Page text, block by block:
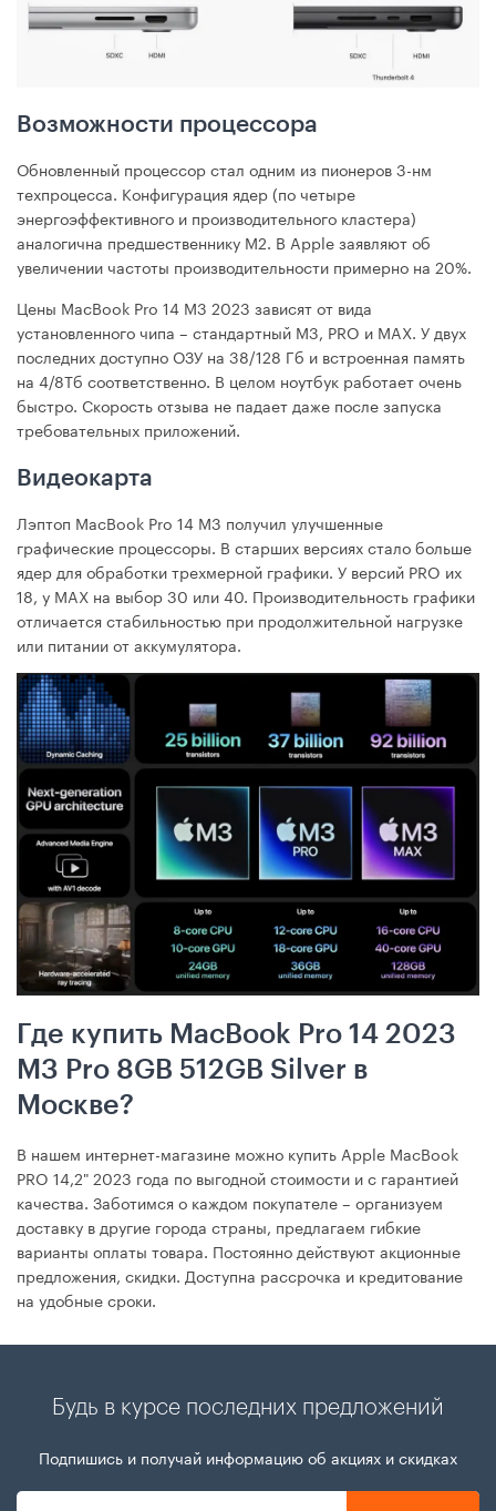
Возможности процессора
Обновленный процессор стал одним из пионеров 3-нм
техпроцесса. Конфигурация ядер (по четыре
энергоэффективного и производительного кластера)
аналогична предшественнику М2. В Apple заявляют об
увеличении частоты производительности примерно на 20%.
Цены MacBook Pro 14 М3 2023 зависят от вида
установленного чипа – стандартный M3, PRO и MAX. У двух
последних доступно ОЗУ на 38/128 Гб и встроенная память
на 4/8Тб соответственно. В целом ноутбук работает очень
быстро. Скорость отзыва не падает даже после запуска
требовательных приложений.
Видеокарта
Лэптоп MacBook Pro 14 M3 получил улучшенные
графические процессоры. В старших версиях стало больше
ядер для обработки трехмерной графики. У версий PRO их
18, у MAX на выбор 30 или 40. Производительность графики
отличается стабильностью при продолжительной нагрузке
или питании от аккумулятора.
Где купить MacBook Pro 14 2023
M3 Pro 8GB 512GB Silver в
Москве?
В нашем интернет-магазине можно купить Apple MacBook
PRO 14,2" 2023 года по выгодной стоимости и с гарантией
качества. Заботимся о каждом покупателе – организуем
доставку в другие города страны, предлагаем гибкие
варианты оплаты товара. Постоянно действуют акционные
предложения, скидки. Доступна рассрочка и кредитование
на удобные сроки.
Будь в курсе последних предложений
Подпишись и получай информацию об акциях и скидках